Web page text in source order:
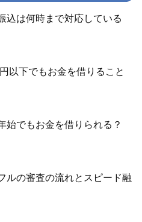
込は何時まで対応している
以下でもお金を借りること
始でもお金を借りられる？
ルの審査の流れとスピード融